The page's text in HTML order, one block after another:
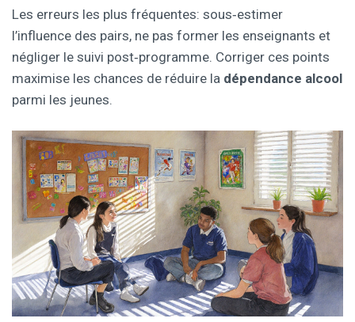
Les erreurs les plus fréquentes: sous‑estimer
l’influence des pairs, ne pas former les enseignants et
négliger le suivi post‑programme. Corriger ces points
maximise les chances de réduire la dépendance alcool
parmi les jeunes.